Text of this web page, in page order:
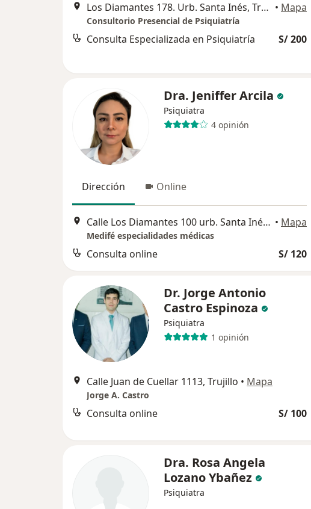
Los Diamantes 178. Urb. Santa Inés, Trujillo • Mapa
Consultorio Presencial de Psiquiatría
Consulta Especializada en Psiquiatría S/ 200
Dra. Jeniffer Arcila
Psiquiatra
4 opinión
Dirección Online
Calle Los Diamantes 100 urb. Santa Inés, Trujillo • Mapa
Medifé especialidades médicas
Consulta online S/ 120
Dr. Jorge Antonio
Castro Espinoza
Psiquiatra
1 opinión
Calle Juan de Cuellar 1113, Trujillo • Mapa
Jorge A. Castro
Consulta online S/ 100
Dra. Rosa Angela
Lozano Ybañez
Psiquiatra